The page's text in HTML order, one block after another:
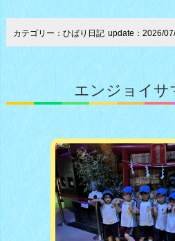
カテゴリー：ひばり日記 update：2026/
エンジョイ